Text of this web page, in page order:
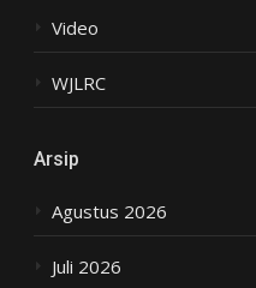
Video
WJLRC
Arsip
Agustus 2026
Juli 2026